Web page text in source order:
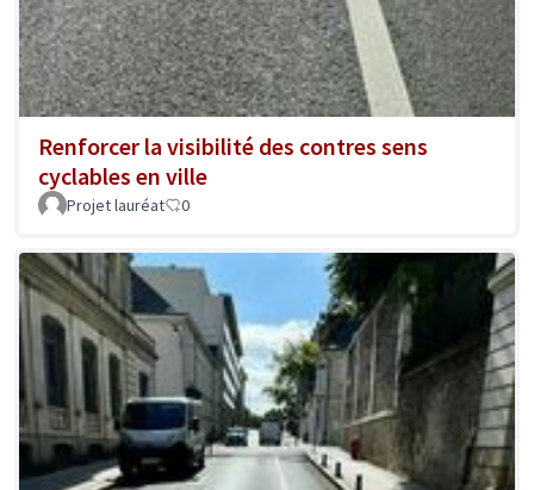
Renforcer la visibilité des contres sens
cyclables en ville
Projet lauréat 0